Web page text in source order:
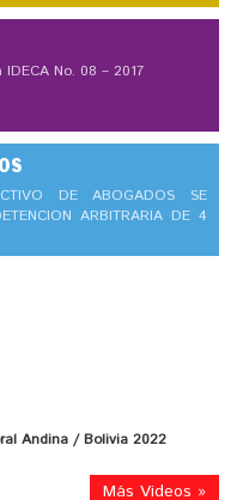
IDECA No. 08 – 2017
DE ABOGADOS SE
ARBITRARIA DE 4
Andina / Bolivia 2022
Más Videos »